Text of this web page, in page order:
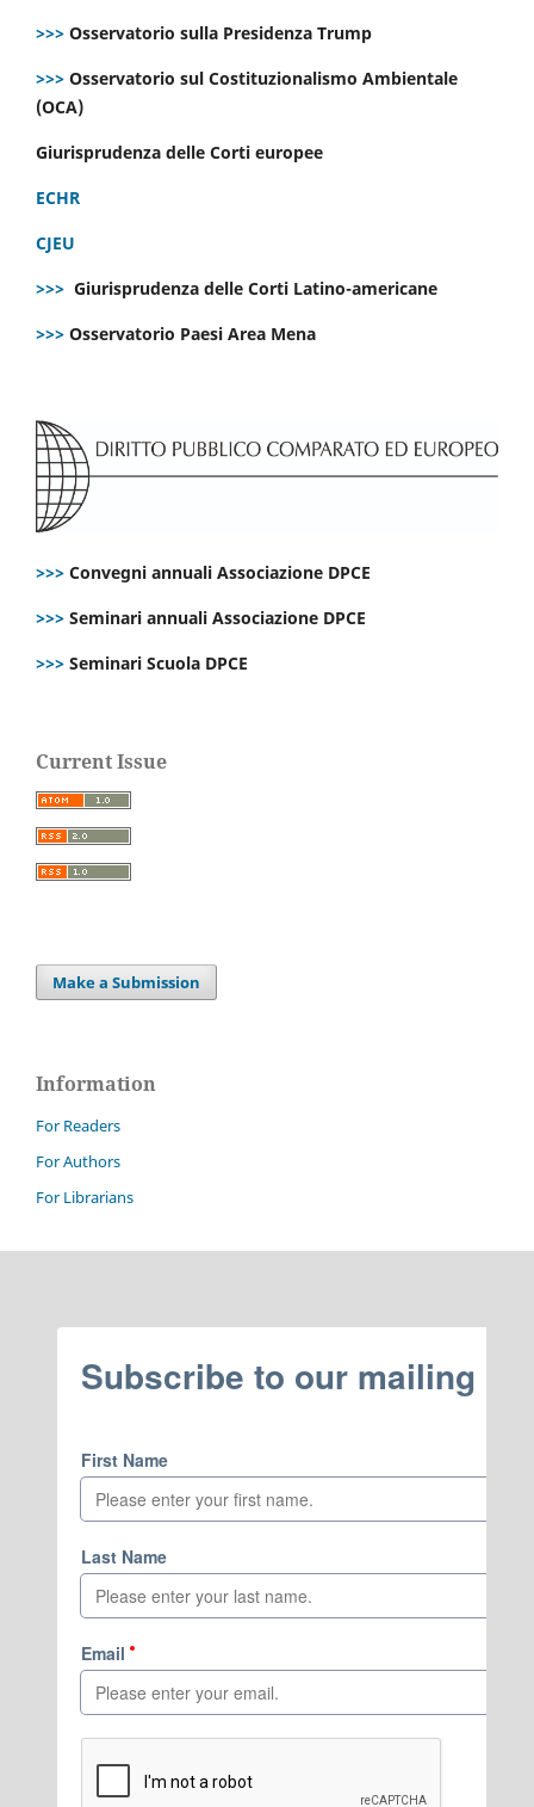
>>> Osservatorio sulla Presidenza Trump
>>> Osservatorio sul Costituzionalismo Ambientale
(OCA)
Giurisprudenza delle Corti europee
ECHR
CJEU
>>> Giurisprudenza delle Corti Latino-americane
>>> Osservatorio Paesi Area Mena
>>> Convegni annuali Associazione DPCE
>>> Seminari annuali Associazione DPCE
>>> Seminari Scuola DPCE
Current Issue
Make a Submission
Information
For Readers
For Authors
For Librarians